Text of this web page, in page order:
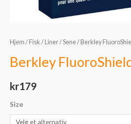
Hjem / Fisk / Liner/Sene/ Berkley
Berkley
kr179
Size